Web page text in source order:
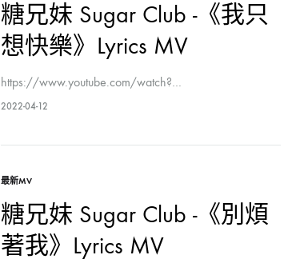
糖兄妹 Sugar Club -《我只
想快樂》Lyrics MV
https://www.youtube.com/watch?…
2022-04-12
最新MV
糖兄妹 Sugar Club -《別煩
著我》Lyrics MV